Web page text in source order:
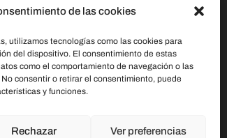
de las cookies
utilizamos tecnologías como las cookies para
del dispositivo. El consentimiento de estas
como el comportamiento de navegación o las
consentir o retirar el consentimiento, puede
y funciones.
Rechazar Ver preferencias
C/ Stella Maris, 20 50015
691 079 414